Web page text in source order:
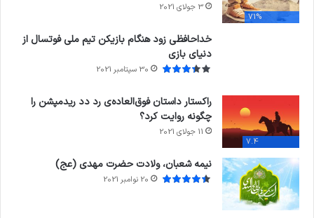
71%
3 جولای 2021
خداحافظی زود هنگام بازیکن تیم ملی فوتسال از
دنیای بازی
30 سپتامبر 2021
7.4
راکستار داستان فوق‌العاده‌ی رد دد ریدمپشن را
چگونه روایت کرد؟
11 جولای 2021
نیمه شعبان، ولادت حضرت مهدی (عج)
20 نوامبر 2021